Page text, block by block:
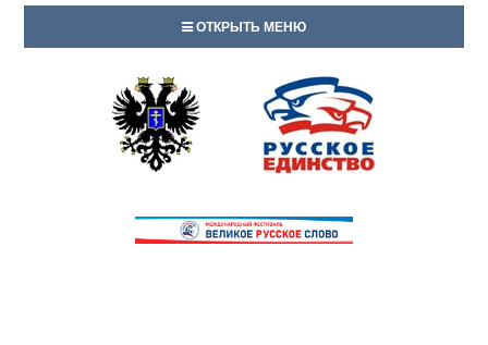
ОТКРЫТЬ МЕНЮ